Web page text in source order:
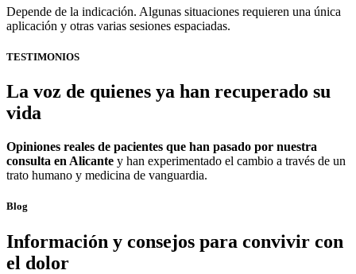
Depende de la indicación. Algunas situaciones requieren una única
aplicación y otras varias sesiones espaciadas.
TESTIMONIOS
La voz de quienes ya han recuperado su
vida
Opiniones reales de pacientes que han pasado por nuestra
consulta en Alicante y han experimentado el cambio a través de un
trato humano y medicina de vanguardia.
Blog
Información y consejos para convivir con
el dolor